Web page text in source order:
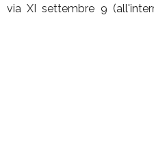
via XI settembre 9